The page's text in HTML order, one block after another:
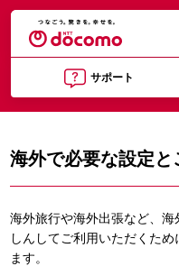
サポート
海外で必要な設定と
海外旅行や海外出張など、
しんしてご利用いただくた
ます。